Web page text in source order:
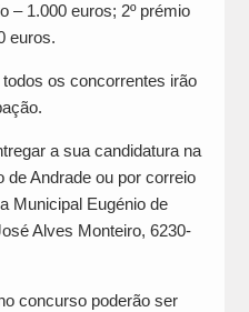
– 1.000 euros; 2º prémio
euros.
os concorrentes irão
a sua candidatura na
de Andrade ou por correio
Municipal Eugénio de
Alves Monteiro, 6230-
concurso poderão ser